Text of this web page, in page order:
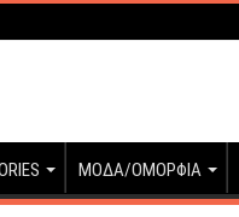
ΜΟΔΑ/ΟΜΟΡΦΙΑ